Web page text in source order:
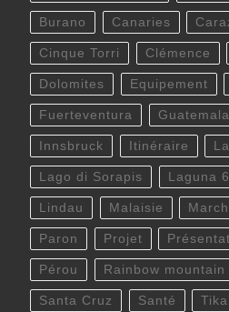
Burano Canaries
Cinque Torri Clémence
Dolomites Equipement
Fuerteventura Guatemala
Innsbruck Itinéraire
Lago di Sorapis Laguna
Lindau Malaisie
Paron Projet
Pérou Rainbow mountain
Santa Cruz Santé Tikal